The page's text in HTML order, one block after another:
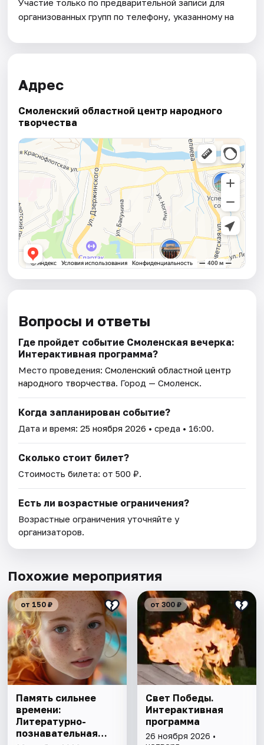
Участие только по предварительной записи для
организованных групп по телефону, указанному на
Адрес
Смоленский областной центр народного
творчества
Вопросы и ответы
Где пройдет событие Смоленская вечерка:
Интерактивная программа?
Место проведения:Смоленский областной центр
народного творчества. Город — Смоленск.
Когда запланирован событие?
Дата и время:25 ноября 2026 • среда • 16:00.
Сколько стоит билет?
Стоимость билета: от 500 ₽.
Есть ли возрастные ограничения?
Возрастные ограничения уточняйте у
организаторов.
Похожие мероприятия
от 150 ₽
Память сильнее
времени:
Литературно-
познавательная
от 300 ₽
Свет Победы.
Интерактивная
программа
26 ноября 2026 •